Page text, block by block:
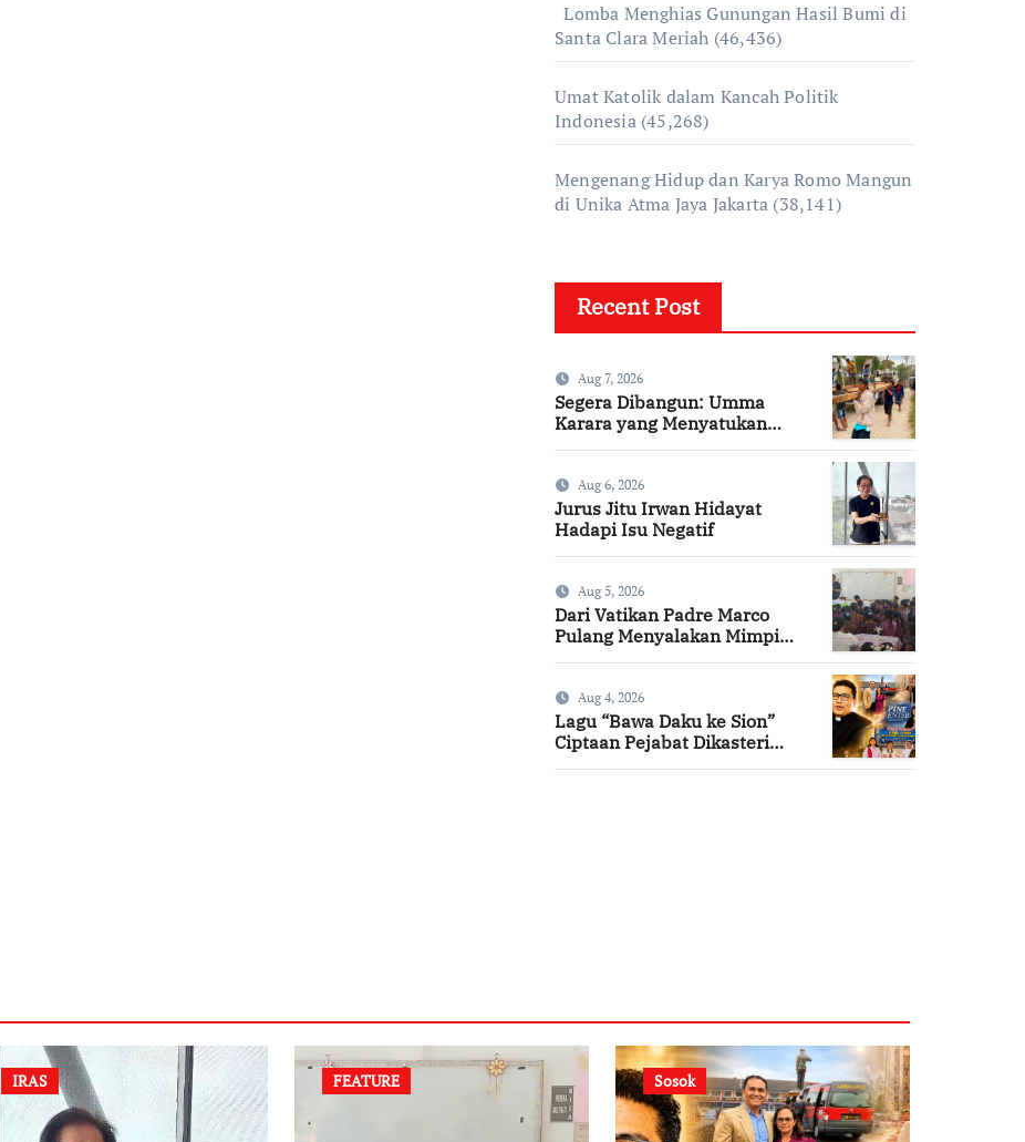
Lomba Menghias Gunungan Hasil Bumi di
Santa Clara Meriah (46,436)
Umat Katolik dalam Kancah Politik
Indonesia (45,268)
Mengenang Hidup dan Karya Romo Mangun
di Unika Atma Jaya Jakarta (38,141)
Recent Post
Aug 7, 2026
Segera Dibangun: Umma
Karara yang Menyatukan
Aug 6, 2026
Jurus Jitu Irwan Hidayat
Hadapi Isu Negatif
Aug 5, 2026
Dari Vatikan Padre Marco
Pulang Menyalakan Mimpi
Aug 4, 2026
Lagu “Bawa Daku ke Sion”
Ciptaan Pejabat Dikasteri
IRAS FEATURE Sosok